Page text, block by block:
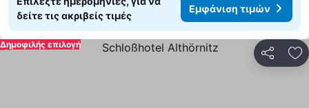
δείτε τις ακριβείς τιμές
Εμφάνιση τιμών
Δημοφιλής επιλογή